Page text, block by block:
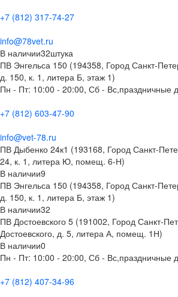
+7 (812) 317-74-27
info@78vet.ru
В наличии32штука
ПВ Энгельса 150 (194358, Город Санкт-
д. 150, к. 1, литера Б, этаж 1)
Пн - Пт: 10:00 - 20:00, Сб - Вс,праздничные
+7 (812) 603-47-90
info@vet-78.ru
ПВ Дыбенко 24к1 (193168, Город Санкт-
24, к. 1, литера Ю, помещ. 6-Н)
В наличии9
ПВ Энгельса 150 (194358, Город Санкт-
д. 150, к. 1, литера Б, этаж 1)
В наличии32
ПВ Достоевского 5 (191002, Город Санкт-
Достоевского, д. 5, литера А, помещ. 1Н)
В наличии0
Пн - Пт: 10:00 - 20:00, Сб - Вс,праздничные
+7 (812) 407-34-96